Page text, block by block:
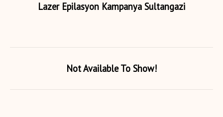
Lazer Epilasyon Kampanya Sultangazi
Not Available To Show!